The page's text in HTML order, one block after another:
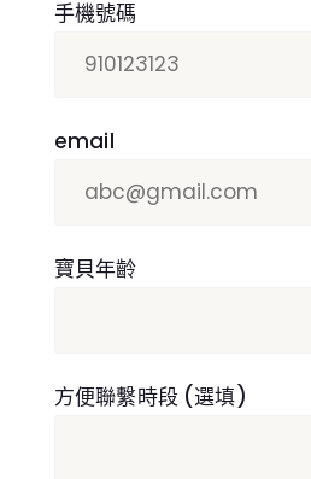
手機號碼
email
寶貝年齡
方便聯繫時段 (選填)